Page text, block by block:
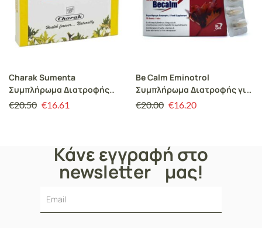
Charak Sumenta
Συμπλήρωμα Διατροφής
που δρα ως Φυσικό
€20.50 €16.61
Be Calm Eminotrol
Συμπλήρωμα Διατροφής για
Ανακούφιση από τα
€20.00 €16.20
Κάνε εγγραφή στο
newsletter μας!